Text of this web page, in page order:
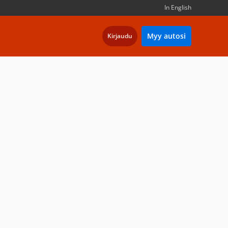
In English
Kirjaudu Myy autosi